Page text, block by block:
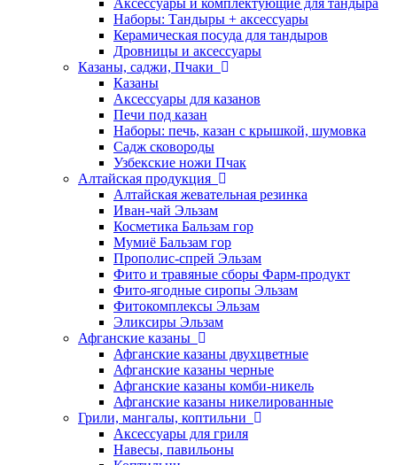
Аксессуары и комплектующие для тандыра
Наборы: Тандыры + аксессуары
Керамическая посуда для тандыров
Дровницы и аксессуары
Казаны, саджи, Пчаки
Казаны
Аксессуары для казанов
Печи под казан
Наборы: печь, казан с крышкой, шумовка
Садж сковороды
Узбекские ножи Пчак
Алтайская продукция
Алтайская жевательная резинка
Иван-чай Эльзам
Косметика Бальзам гор
Мумиё Бальзам гор
Прополис-спрей Эльзам
Фито и травяные сборы Фарм-продукт
Фито-ягодные сиропы Эльзам
Фитокомплексы Эльзам
Эликсиры Эльзам
Афганские казаны
Афганские казаны двухцветные
Афганские казаны черные
Афганские казаны комби-никель
Афганские казаны никелированные
Грили, мангалы, коптильни
Аксессуары для гриля
Навесы, павильоны